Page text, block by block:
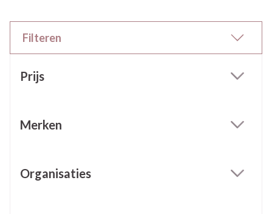
Filteren
Prijs
Merken
Organisaties